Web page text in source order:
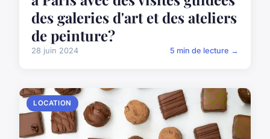
des galeries d'art et des ateliers
de peinture?
28 juin 2024 5 min de lecture →
LOCATION